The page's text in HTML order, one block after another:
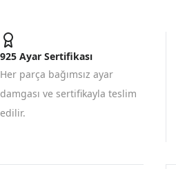
925 Ayar Sertifikası
Her parça bağımsız ayar
damgası ve sertifikayla teslim
edilir.